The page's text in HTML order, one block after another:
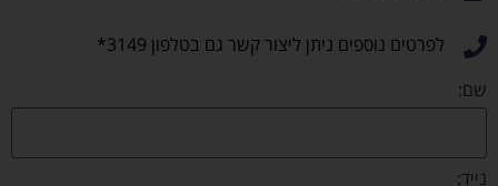
לפרטים נוספים ניתן ליצור קשר גם בטלפון 3149*
שם:
נייד: